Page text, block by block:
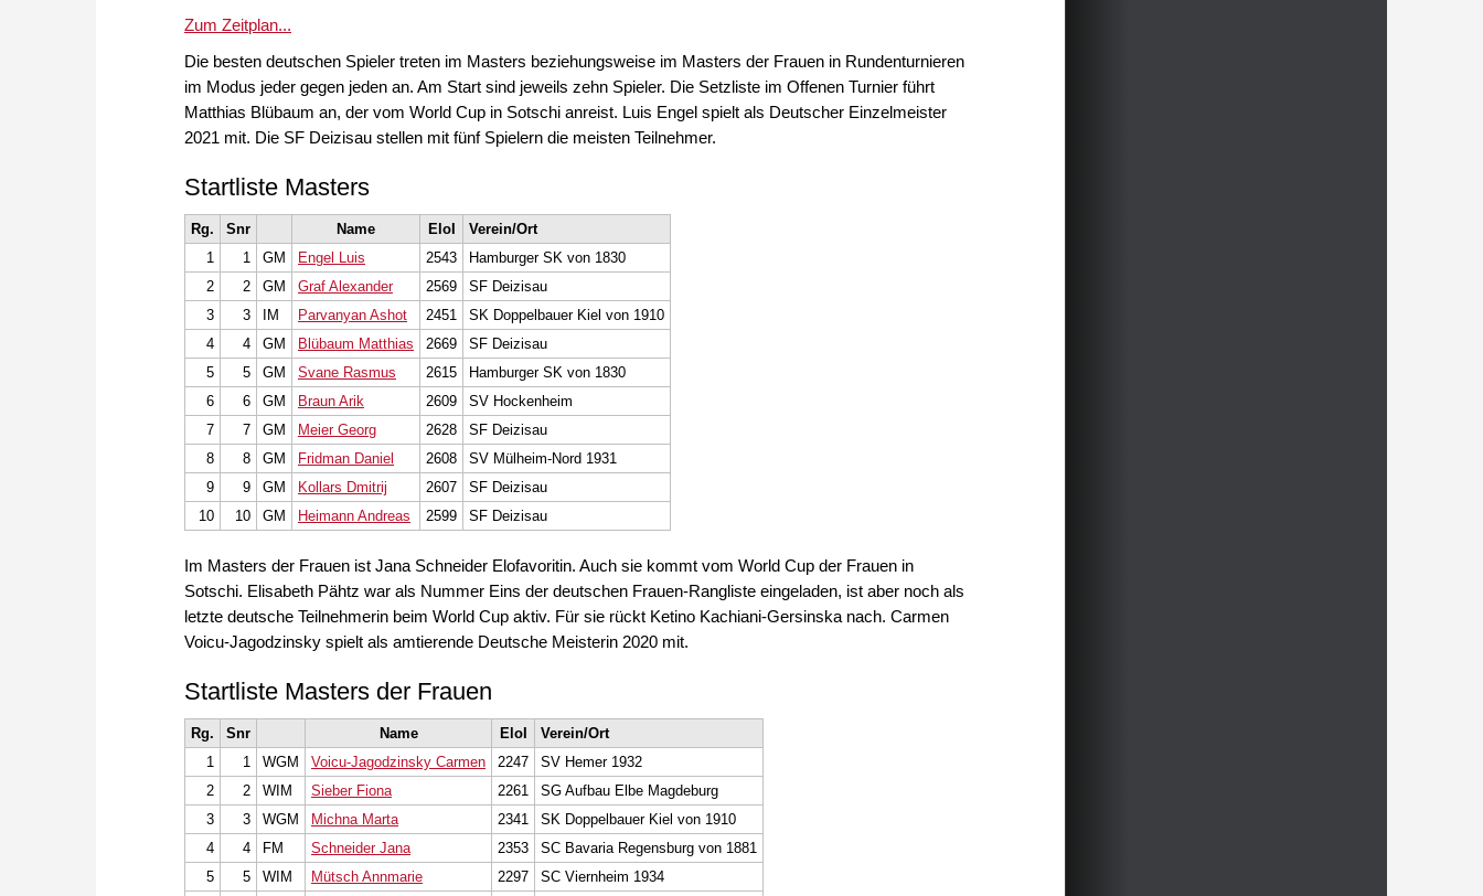
Zum Zeitplan...
Die besten deutschen Spieler treten im Masters beziehungsweise im Masters der Frauen in Rundenturnieren
im Modus jeder gegen jeden an. Am Start sind jeweils zehn Spieler. Die Setzliste im Offenen Turnier führt
Matthias Blübaum an, der vom World Cup in Sotschi anreist. Luis Engel spielt als Deutscher Einzelmeister
2021 mit. Die SF Deizisau stellen mit fünf Spielern die meisten Teilnehmer.
Startliste Masters
Rg. Snr Name EloI
Verein/Ort
1
1 GM Engel Luis 2543
Hamburger SK von 1830
2
2 GM Graf Alexander 2569
SF Deizisau
3
3 IM Parvanyan Ashot 2451
SK Doppelbauer Kiel von 1910
4
4 GM Blübaum Matthias 2669
SF Deizisau
5
5 GM Svane Rasmus 2615
Hamburger SK von 1830
6
6 GM Braun Arik 2609
SV Hockenheim
7
7 GM Meier Georg 2628
SF Deizisau
8
8 GM Fridman Daniel 2608
SV Mülheim-Nord 1931
9
9 GM Kollars Dmitrij 2607
SF Deizisau
10
10 GM Heimann Andreas 2599 SF Deizisau
Im Masters der Frauen ist Jana Schneider Elofavoritin. Auch sie kommt vom World Cup der Frauen in
Sotschi. Elisabeth Pähtz war als Nummer Eins der deutschen Frauen-Rangliste eingeladen, ist aber noch als
letzte deutsche Teilnehmerin beim World Cup aktiv. Für sie rückt Ketino Kachiani-Gersinska nach. Carmen
Voicu-Jagodzinsky spielt als amtierende Deutsche Meisterin 2020 mit.
Startliste Masters der Frauen
Rg. Snr Name EloI
Verein/Ort
1
1 WGM Voicu-Jagodzinsky Carmen 2247
SV Hemer 1932
2
2 WIM Sieber Fiona 2261
SG Aufbau Elbe Magdeburg
3
3 WGM Michna Marta 2341
SK Doppelbauer Kiel von 1910
4
4 FM Schneider Jana 2353
SC Bavaria Regensburg von 1881
5
5 WIM Mütsch Annmarie 2297
SC Viernheim 1934